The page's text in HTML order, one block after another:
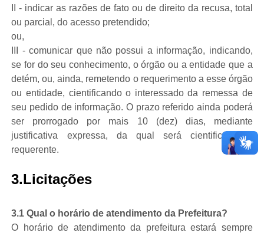
II - indicar as razões de fato ou de direito da recusa, total
ou parcial, do acesso pretendido;
ou,
III - comunicar que não possui a informação, indicando,
se for do seu conhecimento, o órgão ou a entidade que a
detém, ou, ainda, remetendo o requerimento a esse órgão
ou entidade, cientificando o interessado da remessa de
seu pedido de informação. O prazo referido ainda poderá
ser prorrogado por mais 10 (dez) dias, mediante
justificativa expressa, da qual será cientificado o
requerente.
3.Licitações
3.1 Qual o horário de atendimento da Prefeitura?
O horário de atendimento da prefeitura estará sempre